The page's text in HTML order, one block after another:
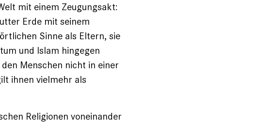
mit einem Zeugungsakt:
Erde mit seinem
Sinne als Eltern, sie
und Islam hingegen
Menschen nicht in einer
ihnen vielmehr als
Religionen voneinander